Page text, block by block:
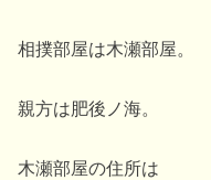
相撲部屋は木瀬部屋。
親方は肥後ノ海。
木瀬部屋の住所は